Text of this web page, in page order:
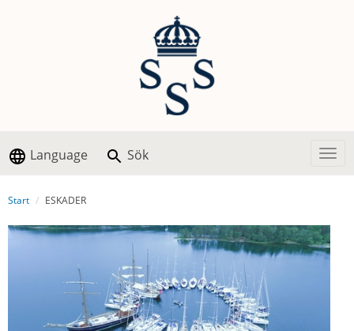
Language Sök
Start ESKADER